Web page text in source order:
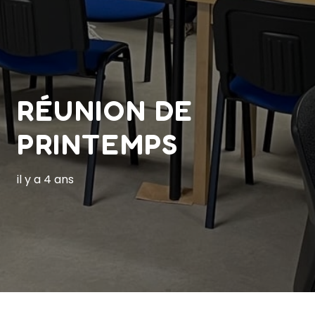
RÉUNION DE
PRINTEMPS
il y a 4 ans